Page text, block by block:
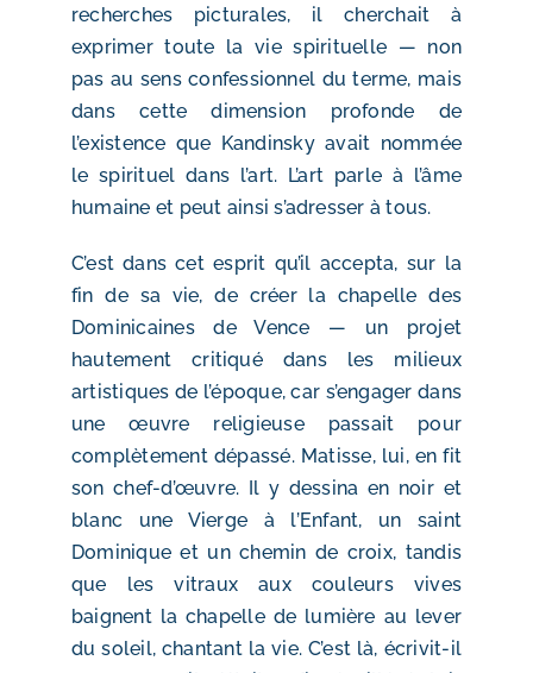
recherches picturales, il cherchait à
exprimer toute la vie spirituelle — non
pas au sens confessionnel du terme, mais
dans cette dimension profonde de
l’existence que Kandinsky avait nommée
le spirituel dans l’art. L’art parle à l’âme
humaine et peut ainsi s’adresser à tous.
C’est dans cet esprit qu’il accepta, sur la
fin de sa vie, de créer la chapelle des
Dominicaines de Vence — un projet
hautement critiqué dans les milieux
artistiques de l’époque, car s’engager dans
une œuvre religieuse passait pour
complètement dépassé. Matisse, lui, en fit
son chef-d’œuvre. Il y dessina en noir et
blanc une Vierge à l’Enfant, un saint
Dominique et un chemin de croix, tandis
que les vitraux aux couleurs vives
baignent la chapelle de lumière au lever
du soleil, chantant la vie. C’est là, écrivit-il